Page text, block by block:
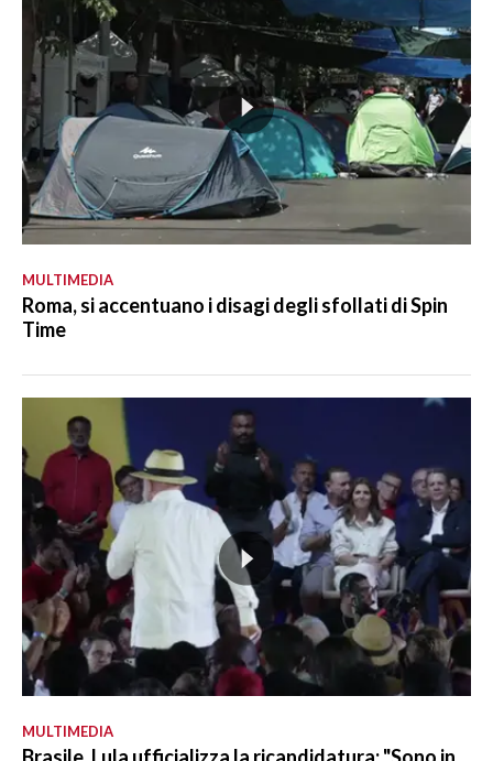
MULTIMEDIA
Roma, si accentuano i disagi degli sfollati di Spin
Time
MULTIMEDIA